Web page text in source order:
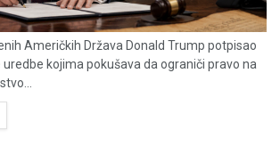
Američkih Država Donald Trump potpisao
kojima pokušava da ograniči pravo na